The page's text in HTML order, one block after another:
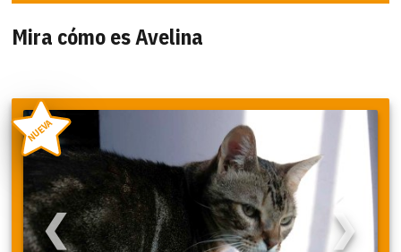
Mira cómo es Avelina
❮ ❯
NUEVA